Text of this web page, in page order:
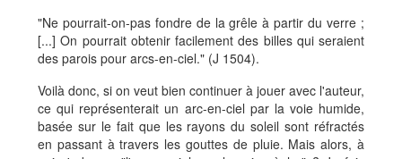
"Ne pourrait-on-pas fondre de la grêle à partir du verre ;
[...] On pourrait obtenir facilement des billes qui seraient
des parois pour arcs-en-ciel." (J 1504).
Voilà donc, si on veut bien continuer à jouer avec l'auteur,
ce qui représenterait un arc-en-ciel par la voie humide,
basée sur le fait que les rayons du soleil sont réfractés
en passant à travers les gouttes de pluie. Mais alors, à